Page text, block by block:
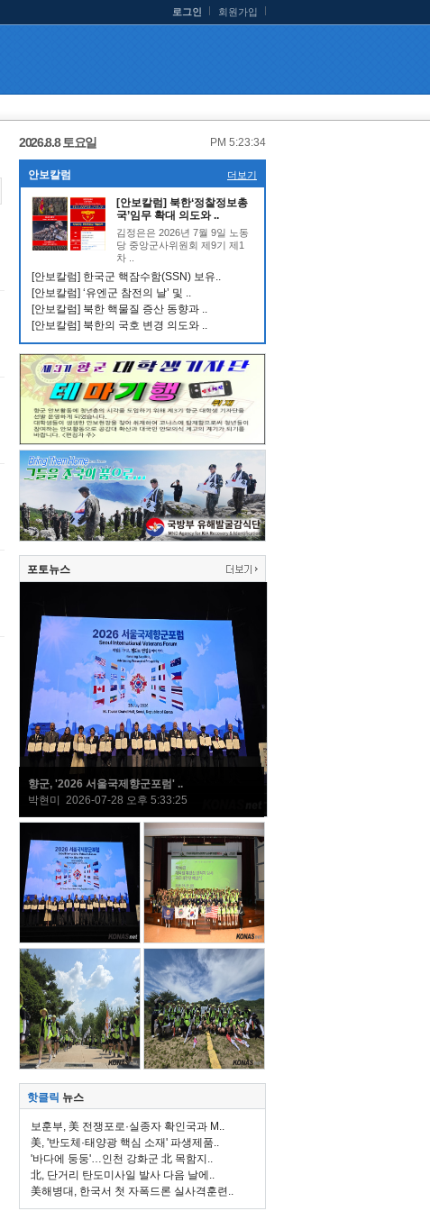
로그인 회원가입
2026.8.8 토요일 PM 5:23:35
안보칼럼 더보기
[안보칼럼] 북한‘정찰정보총
국’임무 확대 의도와 ..
김정은은 2026년 7월 9일 노동
당 중앙군사위원회 제9기 제1
차 ..
[안보칼럼] 한국군 핵잠수함(SSN) 보유..
[안보칼럼] ‘유엔군 참전의 날’ 및 ..
[안보칼럼] 북한 핵물질 증산 동향과 ..
[안보칼럼] 북한의 국호 변경 의도와 ..
포토뉴스
향군, '2026 서울국제향군포럼' ..
박현미 2026-07-28 오후 5:33:25
핫클릭 뉴스
보훈부, 美 전쟁포로·실종자 확인국과 M..
美, '반도체·태양광 핵심 소재' 파생제품..
'바다에 둥둥'…인천 강화군 北 목함지..
北, 단거리 탄도미사일 발사 다음 날에..
美해병대, 한국서 첫 자폭드론 실사격훈련..